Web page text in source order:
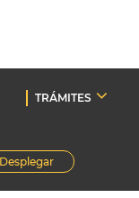
TRÁMITES
Desplegar